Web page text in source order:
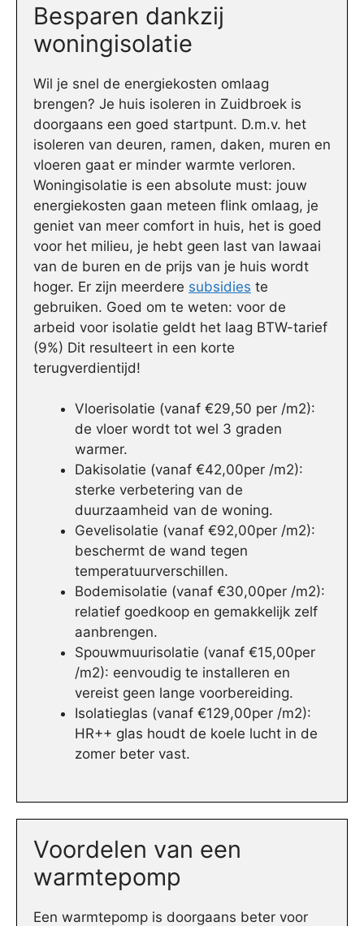
Besparen dankzij
woningisolatie
Wil je snel de energiekosten omlaag
brengen? Je huis isoleren in Zuidbroek is
doorgaans een goed startpunt. D.m.v. het
isoleren van deuren, ramen, daken, muren en
vloeren gaat er minder warmte verloren.
Woningisolatie is een absolute must: jouw
energiekosten gaan meteen flink omlaag, je
geniet van meer comfort in huis, het is goed
voor het milieu, je hebt geen last van lawaai
van de buren en de prijs van je huis wordt
hoger. Er zijn meerdere subsidies te
gebruiken. Goed om te weten: voor de
arbeid voor isolatie geldt het laag BTW-tarief
(9%) Dit resulteert in een korte
terugverdientijd!
Vloerisolatie (vanaf €29,50 per /m2):
de vloer wordt tot wel 3 graden
warmer.
Dakisolatie (vanaf €42,00per /m2):
sterke verbetering van de
duurzaamheid van de woning.
Gevelisolatie (vanaf €92,00per /m2):
beschermt de wand tegen
temperatuurverschillen.
Bodemisolatie (vanaf €30,00per /m2):
relatief goedkoop en gemakkelijk zelf
aanbrengen.
Spouwmuurisolatie (vanaf €15,00per
/m2): eenvoudig te installeren en
vereist geen lange voorbereiding.
Isolatieglas (vanaf €129,00per /m2):
HR++ glas houdt de koele lucht in de
zomer beter vast.
Voordelen van een
warmtepomp
Een warmtepomp is doorgaans beter voor